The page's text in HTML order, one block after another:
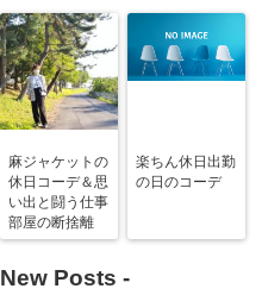
麻ジャケットの
休日コーデ＆思
い出と闘う仕事
部屋の断捨離
楽ちん休日出勤
の日のコーデ
New Posts -